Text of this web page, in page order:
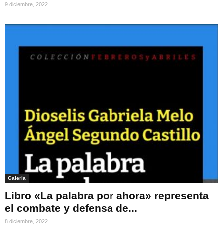
9 diciembre, 2022
Galeria
Libro «La palabra por ahora» representa
el combate y defensa de...
8 diciembre, 2022